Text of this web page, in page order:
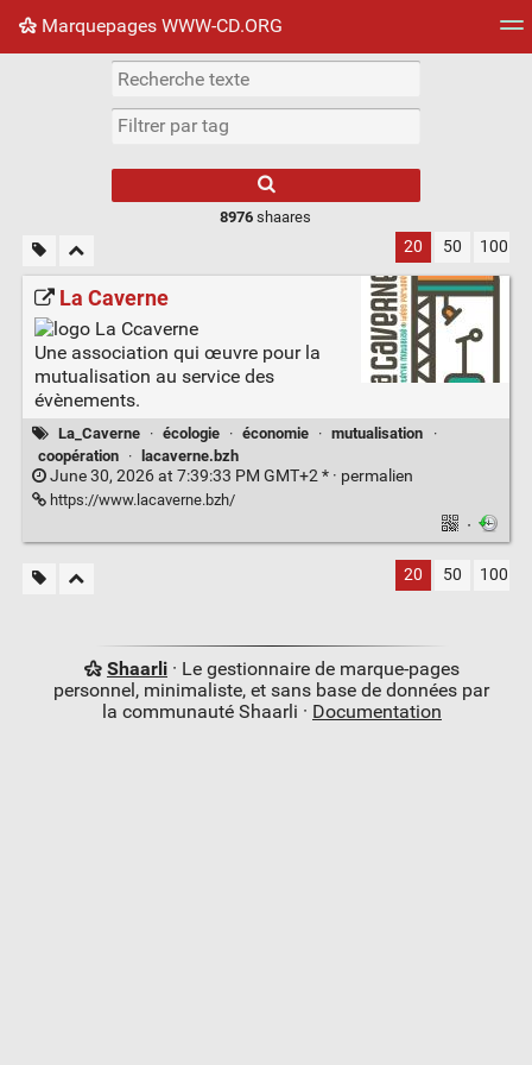
Marquepages WWW-CD.ORG
Nuage de tags Mur d'images
8976 shaares
20 50 100
La Caverne
Une association qui œuvre pour la
mutualisation au service des
évènements.
La_Caverne · écologie · économie · mutualisation
·
coopération
· lacaverne.bzh
June 30, 2026 at 7:39:33 PM GMT+2 * · permalien
https://www.lacaverne.bzh/
·
20 50 100
Shaarli· Le gestionnaire de marque-pages
personnel, minimaliste, et sans base de données par
la communauté Shaarli · Documentation